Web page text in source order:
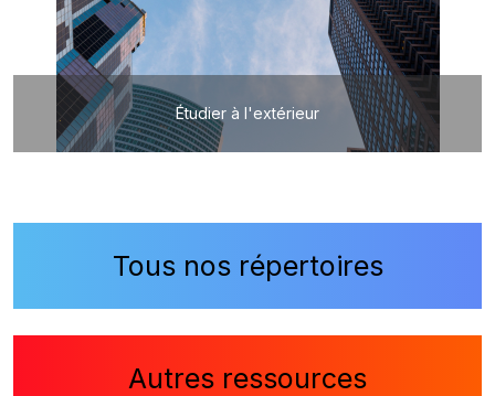
Étudier à l'extérieur
Tous nos répertoires
Autres ressources